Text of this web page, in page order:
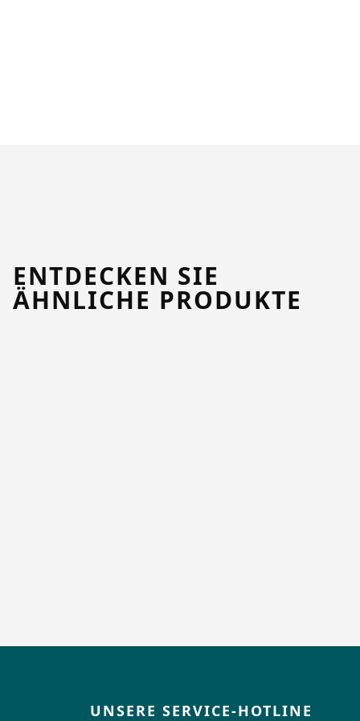
ENTDECKEN SIE
ÄHNLICHE PRODUKTE
UNSERE SERVICE-HOTLINE